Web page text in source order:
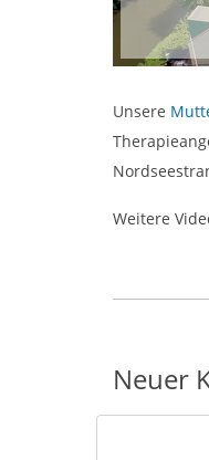
Unsere
Weitere
Neuer